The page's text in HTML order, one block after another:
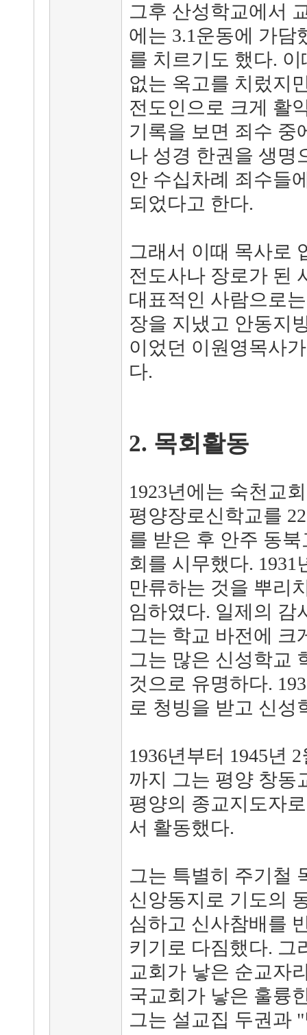
그후 산성학교에서
에는 3.1운동에 가담
를 치르기도 했다.
없는 옥고를 치렀지
전도인으로 크게 활
기록을 보면 죄수 중
나 성경 한권을 생명
안 수십차례 죄수들
되었다고 한다.
그래서 이때 목사로
전도사나 장로가 된
대표적인 사람으로
장을 지냈고 안동지
이었던 이원영목사
다.
2. 목회활동
1923년에는 숙천교
평양장로신학교를
를 받은 후 안주 동
회를 시무했다.
만류하는 것을 뿌리
임하였다. 일제의 감
그는 학교 바전에 크
그는 많은 신성학교
것으로 유명하다.
로 청빙을 받고 신성
1936년부터 1945년
까지 그는 평양 창동
평양의 종교지도자
서 활동했다.
그는 특별히 주기철
신앙동지로 기도의
심하고 신사참배를
키기로 다짐했다. 그
교회가 낳은 순교자
국교회가 낳은 훌륭
그는 설교집 두권과